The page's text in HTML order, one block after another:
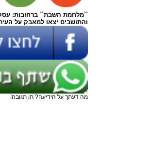
``מלחמת השבת`` ברחובות:
והתושבים יצאו למאבק על
מה דעתך על הידיעה? תן תגובה!